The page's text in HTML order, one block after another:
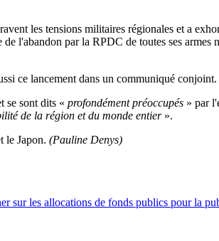
les tensions militaires régionales et a
l'abandon par la RPDC de toutes ses armes
ce lancement dans un communiqué conjoint.
se sont dits « profondément préoccupés » par
de la région et du monde entier ».
le Japon. (Pauline Denys)
sur les allocations de fonds publics pour la